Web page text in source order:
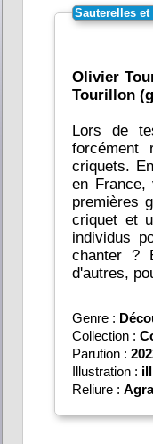
Sauterelles
Olivier
Tourillon
Lors de
forcément
criquets.
en France,
premières gelées hivernales. Mais... connais-tu la différence entre un
criquet et
individus
chanter ? Et pourquoi chantent-ils ? Autant de questions, et bien
d'autres,
Genre :
Collection :
Parution :
Illustration :
Reliure :